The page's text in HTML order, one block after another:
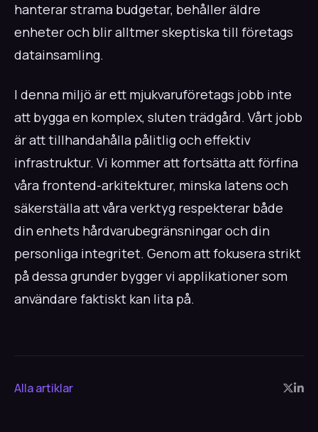
hanterar strama budgetar, behåller äldre
enheter och blir alltmer skeptiska till företags
datainsamling.
I denna miljö är ett mjukvaruföretags jobb inte
att bygga en komplex, sluten trädgård. Vårt jobb
är att tillhandahålla pålitlig och effektiv
infrastruktur. Vi kommer att fortsätta att förfina
våra frontend-arkitekturer, minska latens och
säkerställa att våra verktyg respekterar både
din enhets hårdvarubegränsningar och din
personliga integritet. Genom att fokusera strikt
på dessa grunder bygger vi applikationer som
användare faktiskt kan lita på.
Alla artiklar